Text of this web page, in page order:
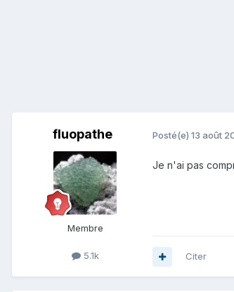
fluopathe
Membre
5.1k
Posté(e) 13 août
Je n'ai pas
Citer